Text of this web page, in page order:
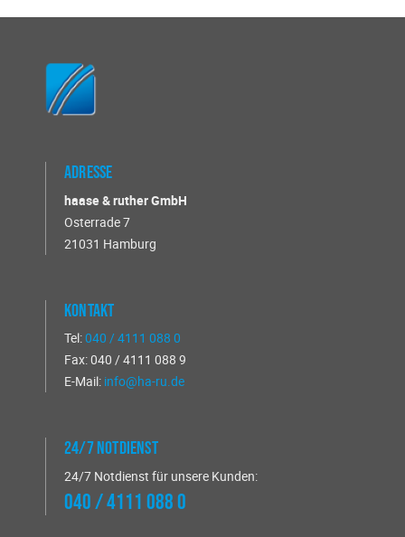
Adresse
haase & ruther GmbH
Osterrade 7
21031 Hamburg
Kontakt
Tel:040 / 4111 088 0
Fax: 040 / 4111 088 9
E-Mail: info@ha-ru.de
24/7 Notdienst
24/7 Notdienst für unsere Kunden:
040 / 4111 088 0